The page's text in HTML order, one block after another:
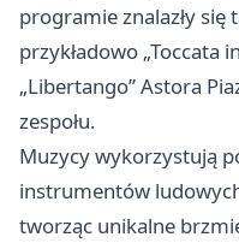
programie znalazły się
przykładowo „Toccata
„Libertango” Astora
zespołu.
Muzycy wykorzystują
instrumentów
tworząc unikalne